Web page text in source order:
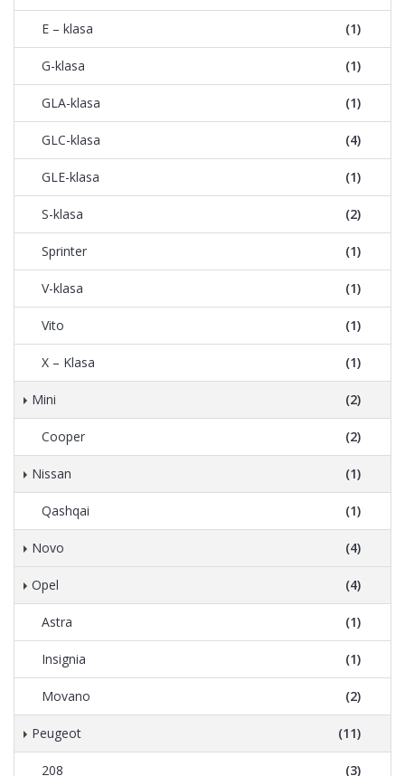
E – klasa (1)
G-klasa (1)
GLA-klasa (1)
GLC-klasa (4)
GLE-klasa (1)
S-klasa (2)
Sprinter (1)
V-klasa (1)
Vito (1)
X – Klasa (1)
Mini (2)
Cooper (2)
Nissan (1)
Qashqai (1)
Novo (4)
Opel (4)
Astra (1)
Insignia (1)
Movano (2)
Peugeot (11)
208 (3)